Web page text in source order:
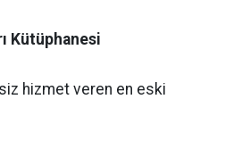
Kütüphanesi
hizmet veren en eski